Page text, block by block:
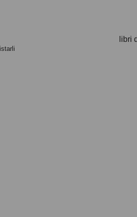
libri